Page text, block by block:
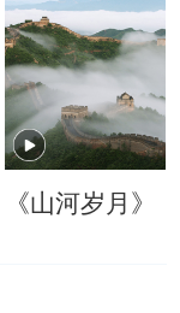
《山河岁月》